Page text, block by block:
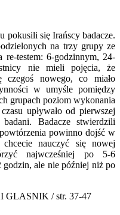
pokusili się Irańscy badacze.
na trzy grupy ze
re-testem: 6-godzinnym, 24-
nie mieli pojęcia, że
czegoś nowego, co miało
w umyśle pomiędzy
grupach poziom wykonania
upływało od pierwszej
Badacze stwierdzili
powinno dojść w
nauczyć się nowej
najwcześniej po 5-6
godzin, ale nie później niż po
GLASNIK / str. 37-47